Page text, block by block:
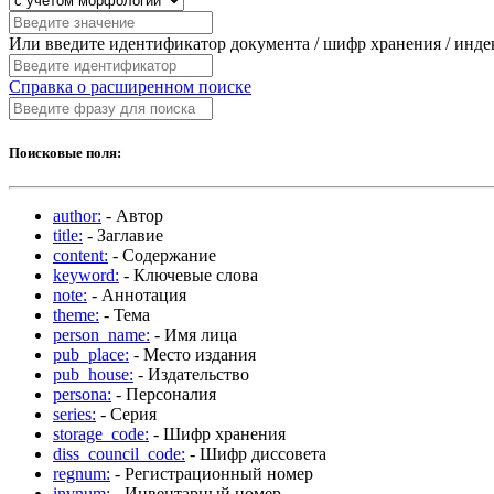
Или введите идентификатор документа / шифр хранения /
Справка о расширенном поиске
Поисковые поля:
author: - Автор
title: - Заглавие
content: - Содержание
keyword: - Ключевые слова
note: - Аннотация
theme: - Тема
person_name: - Имя лица
pub_place: - Место издания
pub_house: - Издательство
persona: - Персоналия
series: - Серия
storage_code: - Шифр хранения
diss_council_code: - Шифр диссовета
regnum: - Регистрационный номер